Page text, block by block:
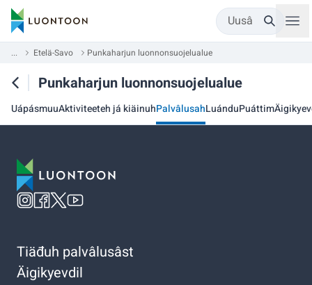
Uusâ
... Etelä-Savo Punkaharjun luonnonsuojelualue
Punkaharjun luonnonsuojelualue
UápásmuuAktiviteeteh já kiäinuhPalvâlusahLuánduPuáttim
Tiäđuh palvâlusâst
Äigikyevdil